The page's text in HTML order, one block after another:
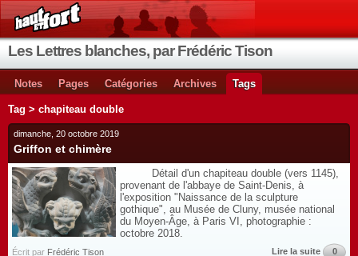
Les Lettres blanches, par Frédéric Tison
Notes Pages Catégories Archives Tags
Tag > chapiteau double
dimanche, 20 octobre 2019
Griffon et chimère
Détail d'un chapiteau double (vers 1145),
provenant de l'abbaye de Saint-Denis, à
l'exposition "Naissance de la sculpture
gothique", au Musée de Cluny, musée national
du Moyen-Âge, à Paris VI, photographie :
octobre 2018.
Écrit par Frédéric Tison Lire la suite 0